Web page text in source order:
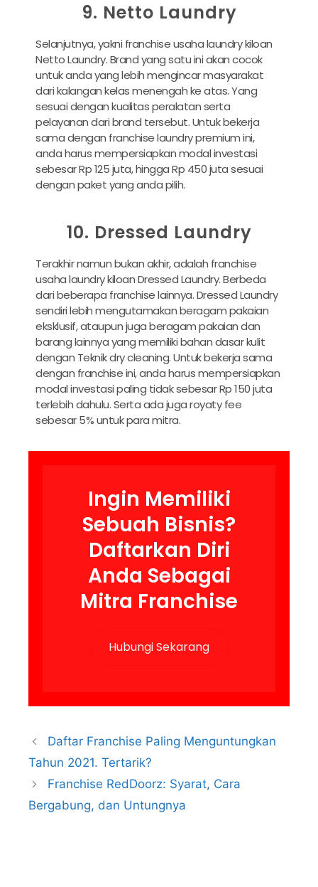
9. Netto Laundry
Selanjutnya, yakni franchise usaha laundry kiloan
Netto Laundry. Brand yang satu ini akan cocok
untuk anda yang lebih mengincar masyarakat
dari kalangan kelas menengah ke atas. Yang
sesuai dengan kualitas peralatan serta
pelayanan dari brand tersebut. Untuk bekerja
sama dengan franchise laundry premium ini,
anda harus mempersiapkan modal investasi
sebesar Rp 125 juta, hingga Rp 450 juta sesuai
dengan paket yang anda pilih.
10. Dressed Laundry
Terakhir namun bukan akhir, adalah franchise
usaha laundry kiloan Dressed Laundry. Berbeda
dari beberapa franchise lainnya. Dressed Laundry
sendiri lebih mengutamakan beragam pakaian
eksklusif, ataupun juga beragam pakaian dan
barang lainnya yang memiliki bahan dasar kulit
dengan Teknik dry cleaning. Untuk bekerja sama
dengan franchise ini, anda harus mempersiapkan
modal investasi paling tidak sebesar Rp 150 juta
terlebih dahulu. Serta ada juga royaty fee
sebesar 5% untuk para mitra.
Ingin Memiliki
Sebuah Bisnis?
Daftarkan Diri
Anda Sebagai
Mitra Franchise
Hubungi Sekarang
Daftar Franchise Paling Menguntungkan
Tahun 2021. Tertarik?
Franchise RedDoorz: Syarat, Cara
Bergabung, dan Untungnya